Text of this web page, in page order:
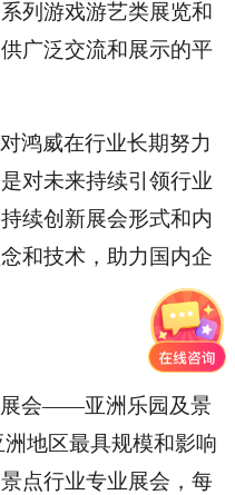
列游戏游艺类展览和
广泛交流和展示的平
鸿威在行业长期努力
对未来持续引领行业
续创新展会形式和内
和技术，助力国内企
展会——亚洲乐园及景
地区最具规模和影响
点行业专业展会，每